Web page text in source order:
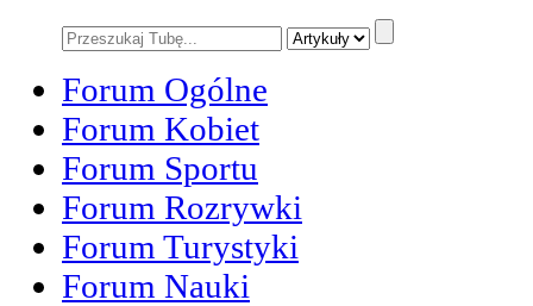
Forum Ogólne
Forum Kobiet
Forum Sportu
Forum Rozrywki
Forum Turystyki
Forum Nauki